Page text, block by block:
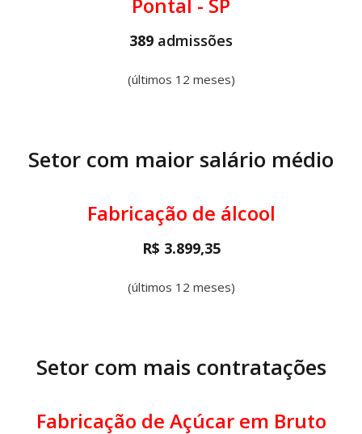
389 admissões
(últimos 12 meses)
Setor com maior salário médio
Fabricação de álcool
R$ 3.899,35
(últimos 12 meses)
Setor com mais contratações
Fabricação de Açúcar em Bruto